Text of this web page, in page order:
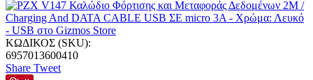
ΚΩΔΙΚΟΣ (SKU):
6957013600410
Share Tweet